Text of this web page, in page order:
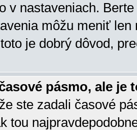
v nastaveniach.
môžu meniť
je dobrý dôvod,
pásmo, ale je
ste zadali časové
tou